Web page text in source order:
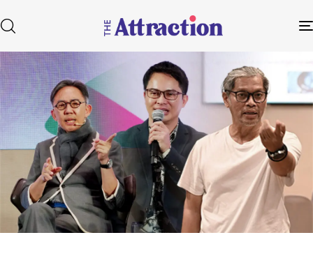
Type and hit enter
Author
Published
on:
Published
in: